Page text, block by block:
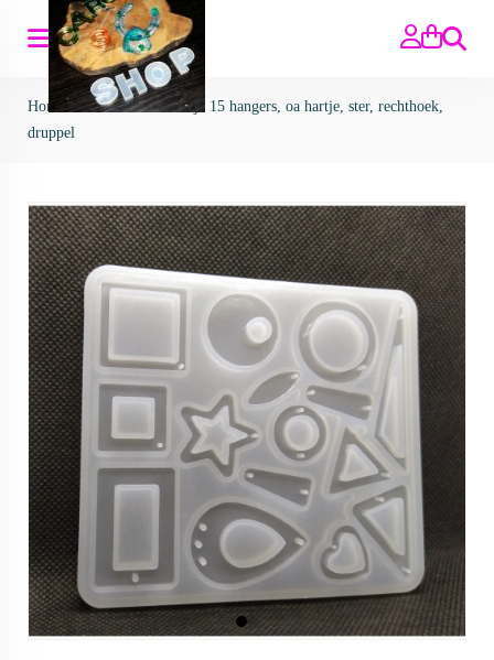
Zoeken
Home>Mallen>mal matje 15 hangers, oa hartje, ster, rechthoek,
druppel